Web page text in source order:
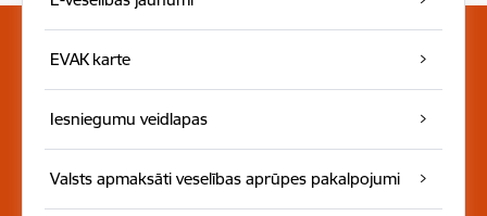
EVAK karte
Iesniegumu veidlapas
Valsts apmaksāti veselības aprūpes pakalpojumi